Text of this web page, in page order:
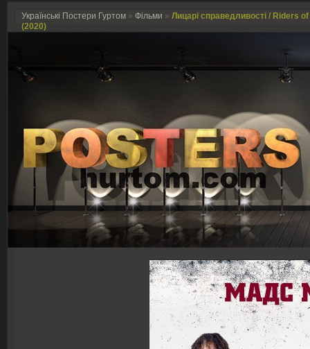
Українські Постери Гуртом » Фільми » Лицарі справедливості / Riders
(2020)